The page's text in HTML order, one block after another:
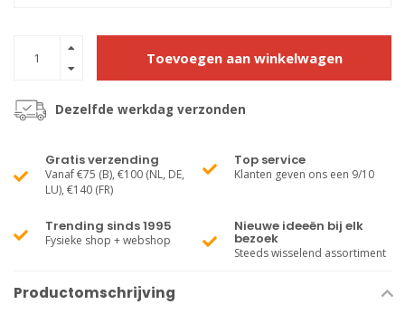
Toevoegen aan winkelwagen
Dezelfde werkdag verzonden
Gratis verzending
Vanaf €75 (B), €100 (NL, DE,
LU), €140 (FR)
Top service
Klanten geven ons een 9/10
Trending sinds 1995
Fysieke shop + webshop
Nieuwe ideeën bij elk
bezoek
Steeds wisselend assortiment
Productomschrijving